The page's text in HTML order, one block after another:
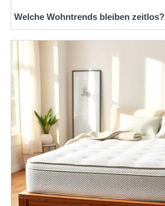
Welche Wohntrends bleiben zeitlos?